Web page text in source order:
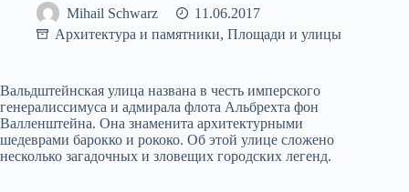
Mihail Schwarz
11.06.2017
Архитектура и памятники, Площади и улицы
Вальдштейнская улица названа в честь имперского
генералиссимуса и адмирала флота Альбрехта фон
Валленштейна. Она знаменита архитектурными
шедеврами барокко и рококо. Об этой улице сложено
несколько загадочных и зловещих городских легенд.